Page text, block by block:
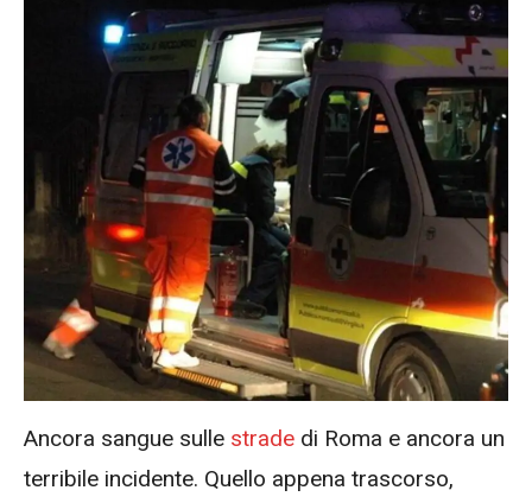
Ancora sangue sulle strade di Roma e ancora un
terribile incidente. Quello appena trascorso,